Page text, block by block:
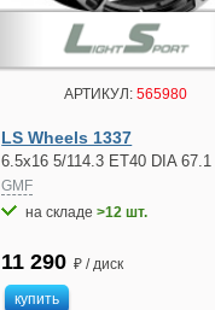
АРТИКУЛ: 565980
LS Wheels 1337
6.5x16 5/114.3 ET40 DIA 67.1
GMF
на складе>12 шт.
11 290 ₽ / диск
купить